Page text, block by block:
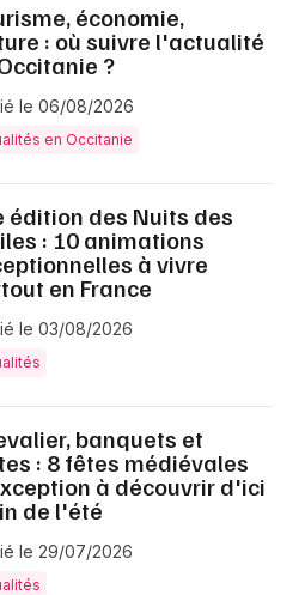
économie,
: où suivre l'actualité
?
le 06/08/2026
en Occitanie
édition des Nuits des
: 10 animations
à vivre
en France
le 03/08/2026
banquets et
: 8 fêtes médiévales
à découvrir d'ici
de l'été
le 29/07/2026